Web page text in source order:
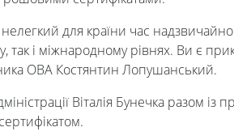
для країни час
і міжнародному рівнях. Ви є
ОВА Костянтин Лопушанський.
Віталія Бунечка